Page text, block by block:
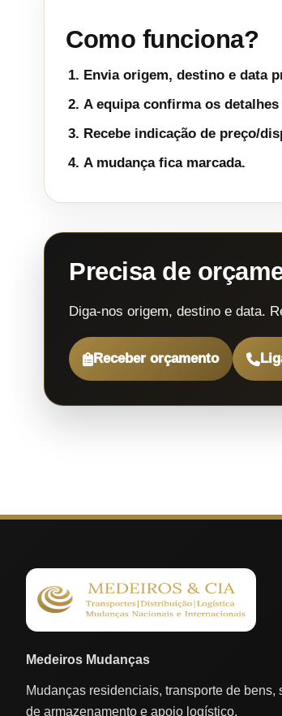
Como funciona?
Envia origem, destino e data
A equipa confirma os
Recebe indicação de preço/
A mudança fica marcada.
Precisa de
Diga-nos origem, destino e data.
Receber orçamento
Medeiros Mudanças
Mudanças residenciais, transporte de bens,
de armazenamento e apoio logístico.